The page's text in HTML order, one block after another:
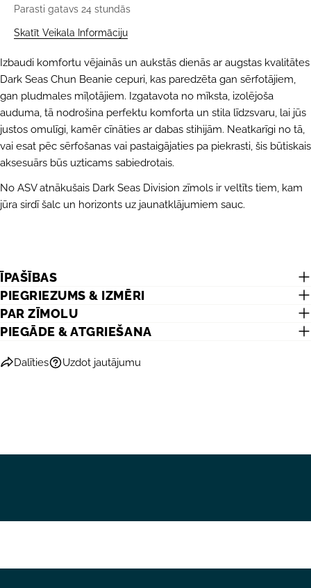
Parasti gatavs 24 stundās
Skatīt Veikala Informāciju
Izbaudi komfortu vējainās un aukstās dienās ar augstas kvalitātes
Dark Seas Chun Beanie cepuri, kas paredzēta gan sērfotājiem,
gan pludmales mīļotājiem. Izgatavota no mīksta, izolējoša
auduma, tā nodrošina perfektu komforta un stila līdzsvaru, lai jūs
justos omulīgi, kamēr cīnāties ar dabas stihijām. Neatkarīgi no tā,
vai esat pēc sērfošanas vai pastaigājaties pa piekrasti, šis būtiskais
aksesuārs būs uzticams sabiedrotais.
No ASV atnākušais Dark Seas Division zīmols ir veltīts tiem, kam
jūra sirdī šalc un horizonts uz jaunatklājumiem sauc.
ĪPAŠĪBAS
PIEGRIEZUMS & IZMĒRI
PAR ZĪMOLU
PIEGĀDE & ATGRIEŠANA
Dalīties
Dalīties
Dalīties
Facebook
X Pinterest
Uzdot jautājumu
UZDOT JAUTĀJUMU
Jūsu
vārds
telefons
ziņojums